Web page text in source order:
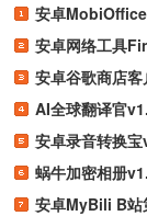
安卓
安卓网络工具
安卓谷歌商店
AI全球翻译官
安卓录音转换
蜗牛加密相册
安卓MyBili B站